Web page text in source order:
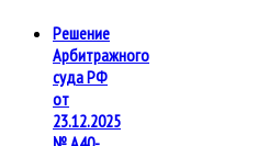
Решение
Арбитражного
суда РФ
от
23.12.2025